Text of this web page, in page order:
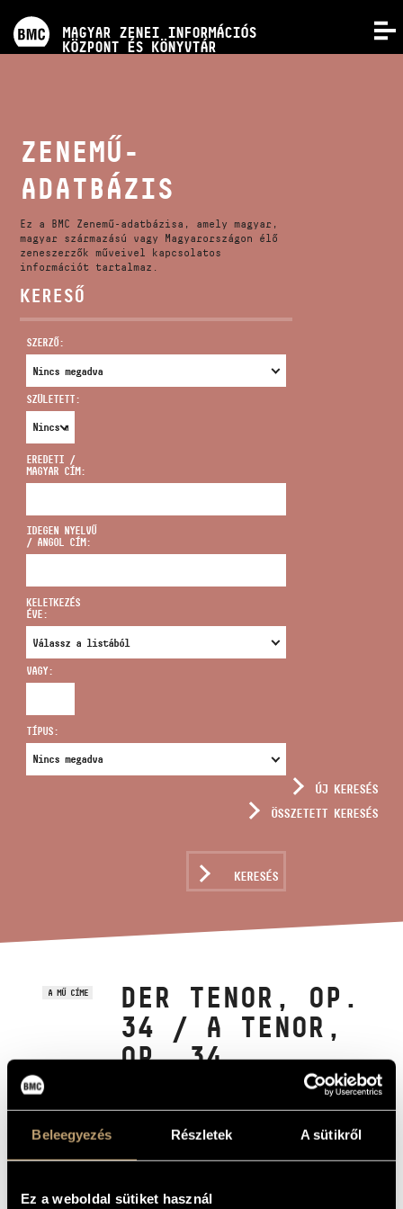
Beleegyezés Részletek A sütikről
Ez a weboldal sütiket használ
MAGYAR ZENEI INFORMÁCIÓS
KÖZPONT ÉS KÖNYVTÁR
KÉPZÉSEK
KIADVÁNYOK
RÓLUNK
VIDEÓ GALÉRIA
CÍM
infokozpont@bmc.hu
TELEFON
NYITVA TARTÁS
ZENEMŰ-
ADATBÁZIS
Ez a BMC Zenemű-adatbázisa, amely magyar,
magyar származású vagy Magyarországon élő
zeneszerzők műveivel kapcsolatos
információt tartalmaz.
KERESŐ
SZERZŐ:
SZÜLETETT:
EREDETI /
MAGYAR CÍM:
IDEGEN NYELVŰ
/ ANGOL CÍM:
KELETKEZÉS
ÉVE:
VAGY:
TÍPUS:
ÚJ KERESÉS
ÖSSZETETT KERESÉS
KERESÉS
A MŰ CÍME
DER TENOR, OP.
34 / A TENOR,
OP. 34
ZENESZERZŐ Dohnányi Ernő
EREDETI /
MAGYAR CÍM
Der Tenor, Op. 34 / A tenor, Op. 34
NYELVŰ /